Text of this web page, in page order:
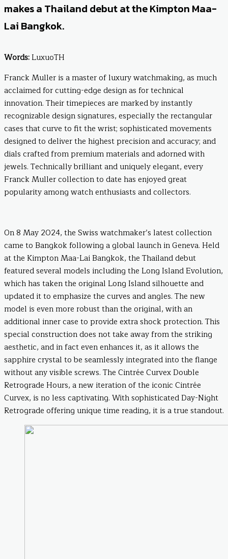
makes a Thailand debut at the Kimpton Maa-
Lai Bangkok.
Words:LuxuoTH
Franck Muller is a master of luxury watchmaking, as much
acclaimed for cutting-edge design as for technical
innovation. Their timepieces are marked by instantly
recognizable design signatures, especially the rectangular
cases that curve to fit the wrist; sophisticated movements
designed to deliver the highest precision and accuracy; and
dials crafted from premium materials and adorned with
jewels. Technically brilliant and uniquely elegant, every
Franck Muller collection to date has enjoyed great
popularity among watch enthusiasts and collectors.
On 8 May 2024, the Swiss watchmaker’s latest collection
came to Bangkok following a global launch in Geneva. Held
at the Kimpton Maa-Lai Bangkok, the Thailand debut
featured several models including the Long Island Evolution,
which has taken the original Long Island silhouette and
updated it to emphasize the curves and angles. The new
model is even more robust than the original, with an
additional inner case to provide extra shock protection. This
special construction does not take away from the striking
aesthetic, and in fact even enhances it, as it allows the
sapphire crystal to be seamlessly integrated into the flange
without any visible screws. The Cintrée Curvex Double
Retrograde Hours, a new iteration of the iconic Cintrée
Curvex, is no less captivating. With sophisticated Day-Night
Retrograde offering unique time reading, it is a true standout.